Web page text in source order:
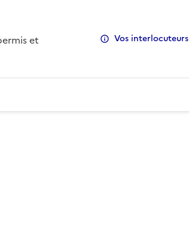
et
Vos interlocuteurs